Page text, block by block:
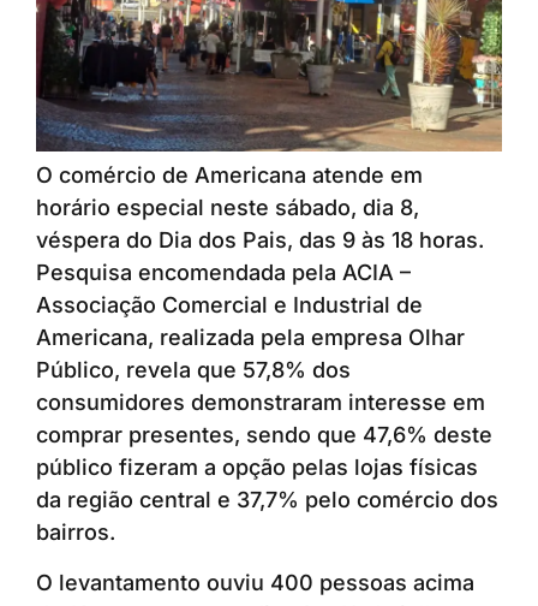
O comércio de Americana atende em
horário especial neste sábado, dia 8,
véspera do Dia dos Pais, das 9 às 18 horas.
Pesquisa encomendada pela ACIA –
Associação Comercial e Industrial de
Americana, realizada pela empresa Olhar
Público, revela que 57,8% dos
consumidores demonstraram interesse em
comprar presentes, sendo que 47,6% deste
público fizeram a opção pelas lojas físicas
da região central e 37,7% pelo comércio dos
bairros.
O levantamento ouviu 400 pessoas acima